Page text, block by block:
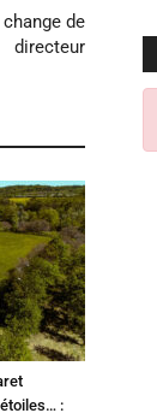
de
directeur
: